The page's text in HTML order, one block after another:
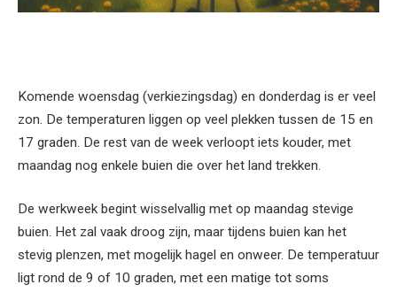
Komende woensdag (verkiezingsdag) en donderdag is er veel
zon. De temperaturen liggen op veel plekken tussen de 15 en
17 graden. De rest van de week verloopt iets kouder, met
maandag nog enkele buien die over het land trekken.
De werkweek begint wisselvallig met op maandag stevige
buien. Het zal vaak droog zijn, maar tijdens buien kan het
stevig plenzen, met mogelijk hagel en onweer. De temperatuur
ligt rond de 9 of 10 graden, met een matige tot soms